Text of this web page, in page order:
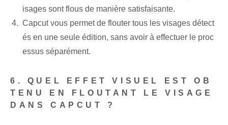
isages sont flous de manière satisfaisante.
Capcut vous permet de flouter tous les visages détect
és en une seule édition, sans avoir à effectuer le proc
essus séparément.
6. QUEL EFFET VISUEL EST OB
TENU EN FLOUTANT LE VISAGE
DANS CAPCUT ?